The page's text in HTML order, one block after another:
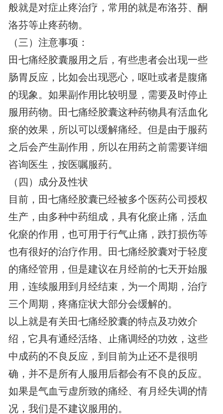
般就是对症止疼治疗，常用的就是布洛芬、酮
洛芬等止疼药物。
（三）注意事项：
田七痛经胶囊服用之后，有些患者会出现一些
肠胃反应，比如会出现恶心，呕吐或者是腹痛
的现象。如果副作用比较明显，需要及时停止
服用药物。田七痛经胶囊这种药物具有活血化
瘀的效果，所以可以缓解痛经。但是由于服药
之后会产生副作用，所以在用药之前需要详细
咨询医生，按医嘱服药。
（四）成分及性状
目前，田七痛经胶囊已经被多个医药公司授权
生产，由多种中药组成，具有化瘀止痛，活血
化瘀的作用，也可用于行气止痛，跌打损伤等
也有很好的治疗作用。田七痛经胶囊对于轻度
的痛经管用，但是建议在月经前的七天开始服
用，连续服用到月经结束，为一个周期，治疗
三个周期，疼痛症状大部分会缓解的。
以上就是有关田七痛经胶囊的特点及功效介
绍，它具有通经活络、止痛调经的功效，这些
中成药的不良反应，到目前为止还不是很明
确，并不是所有人服用后都会有不良的反应。
如果是气血亏虚所致的痛经、有月经失调的情
况，我们是不建议服用的。